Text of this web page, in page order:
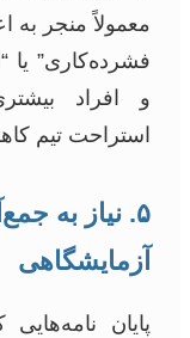
معمولاً منجر به
فشرده‌کاری” یا
و افراد
استراحت تیم
۵. نیاز به
آزمایشگاهی
پایان